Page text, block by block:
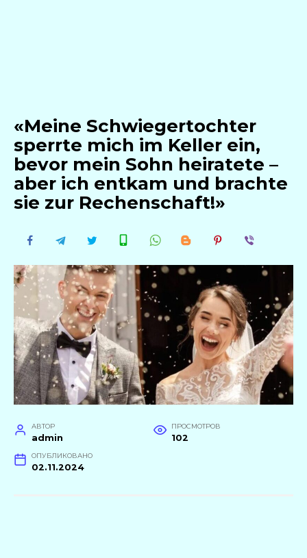
«Meine Schwiegertochter
sperrte mich im Keller ein,
bevor mein Sohn heiratete –
aber ich entkam und brachte
sie zur Rechenschaft!»
АВТОР
admin
ПРОСМОТРОВ
102
ОПУБЛИКОВАНО
02.11.2024